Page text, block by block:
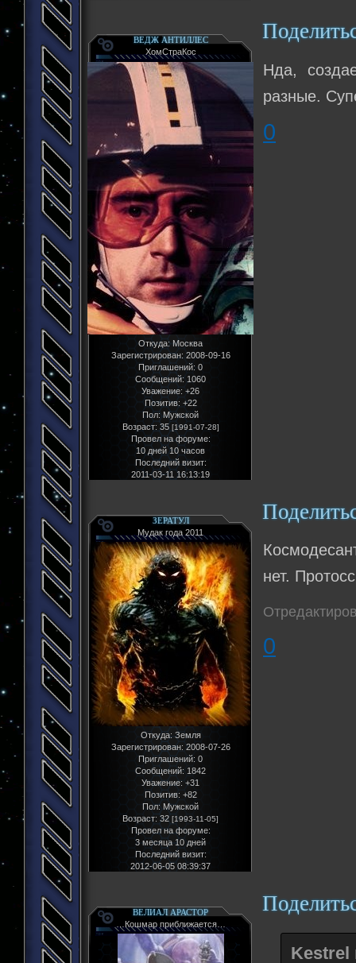
ВЕДЖ АНТИЛЛЕС
ХомСтраКос
Откуда: Москва
Зарегистрирован: 2008-09-16
Приглашений: 0
Сообщений: 1060
Уважение: +26
Позитив: +22
Пол:Мужской
Возраст: 35 [1991-07-28]
Провел на форуме:
10 дней 10 часов
Последний визит:
2011-03-11 16:13:19
Нда,
разные.
0
ЗЕРАТУЛ
Мудак года 2011
Откуда: Земля
Зарегистрирован: 2008-07-26
Приглашений: 0
Сообщений: 1842
Уважение: +31
Позитив: +82
Пол: Мужской
Возраст: 32 [1993-11-05]
Провел на форуме:
3 месяца 10 дней
Последний визит:
2012-06-05 08:39:37
нет.
0
ВЕЛИАЛ АРАСТОР
…Кошмар приближается…
Kestrel